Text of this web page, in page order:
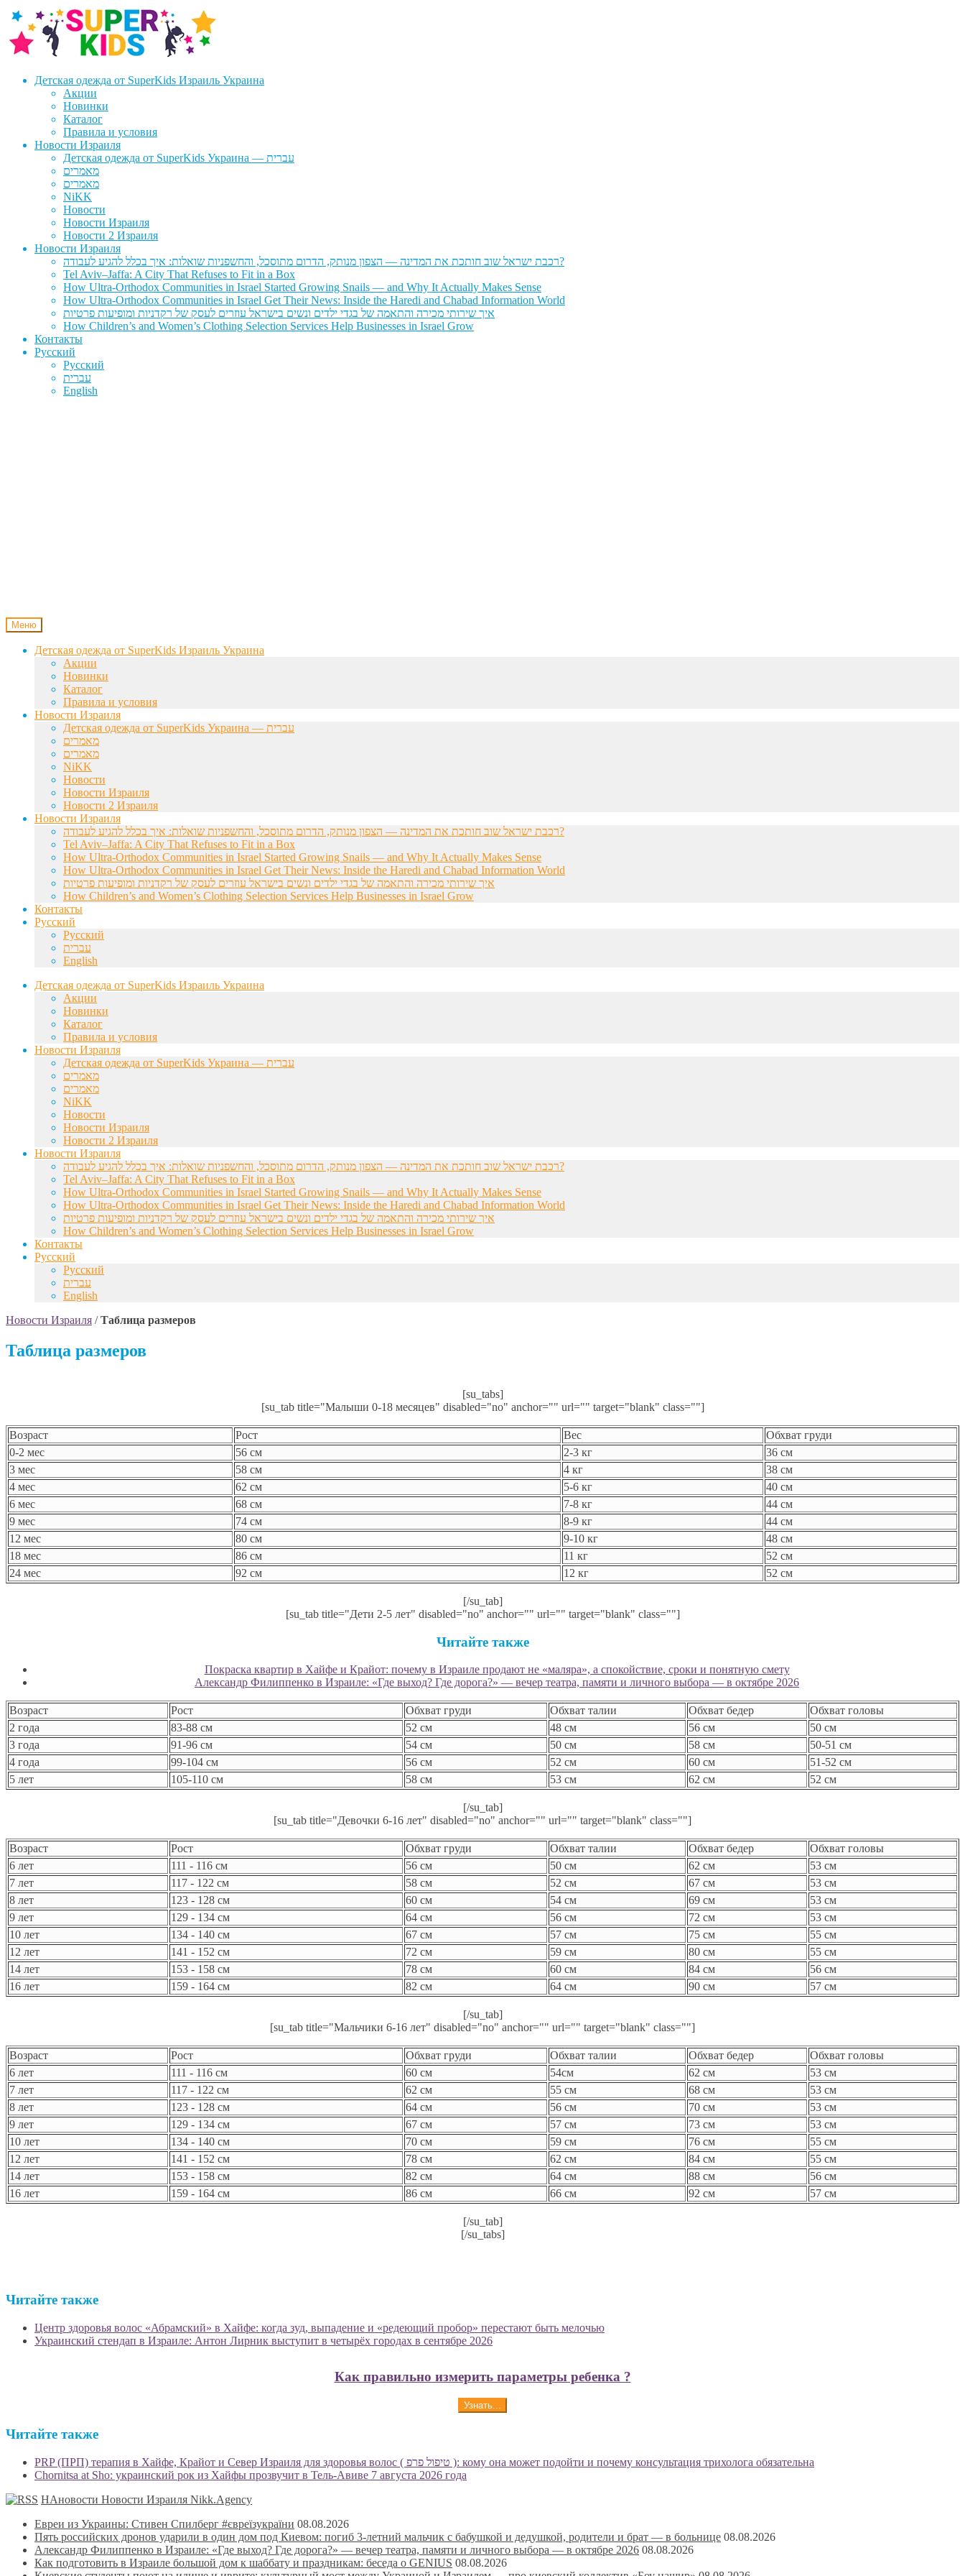
Перейти
навигации
Перейти
содержимому
Детская одежда от SuperKids Израиль Украина
Акции
Новинки
Каталог
Правила и условия
Новости Израиля
Детская одежда от SuperKids Украина — עברית
מאמרים
מאמרים
NiKK
Новости
Новости Израиля
Новости 2 Израиля
Новости Израиля
רכבת ישראל שוב חותכת את המדינה — הצפון מנותק, הדרום מתוסכל, והחשפניות שואלות: איך בכלל להגיע לעבודה?
Tel Aviv–Jaffa: A City That Refuses to Fit in a Box
How Ultra-Orthodox Communities in Israel Started Growing Snails — and Why It Actually Makes Sense
How Ultra-Orthodox Communities in Israel Get Their News: Inside the Haredi and Chabad Information World
איך שירותי מכירה והתאמה של בגדי ילדים ונשים בישראל עוזרים לעסק של רקדניות ומופיעות פרטיות
How Children’s and Women’s Clothing Selection Services Help Businesses in Israel Grow
Контакты
Русский
Русский
עברית
English
Меню
Детская одежда от SuperKids Израиль Украина
Акции
Новинки
Каталог
Правила и условия
Новости Израиля
Детская одежда от SuperKids Украина — עברית
מאמרים
מאמרים
NiKK
Новости
Новости Израиля
Новости 2 Израиля
Новости Израиля
רכבת ישראל שוב חותכת את המדינה — הצפון מנותק, הדרום מתוסכל, והחשפניות שואלות: איך בכלל להגיע לעבודה?
Tel Aviv–Jaffa: A City That Refuses to Fit in a Box
How Ultra-Orthodox Communities in Israel Started Growing Snails — and Why It Actually Makes Sense
How Ultra-Orthodox Communities in Israel Get Their News: Inside the Haredi and Chabad Information World
איך שירותי מכירה והתאמה של בגדי ילדים ונשים בישראל עוזרים לעסק של רקדניות ומופיעות פרטיות
How Children’s and Women’s Clothing Selection Services Help Businesses in Israel Grow
Контакты
Русский
Русский
עברית
English
Детская одежда от SuperKids Израиль Украина
Акции
Новинки
Каталог
Правила и условия
Новости Израиля
Детская одежда от SuperKids Украина — עברית
מאמרים
מאמרים
NiKK
Новости
Новости Израиля
Новости 2 Израиля
Новости Израиля
רכבת ישראל שוב חותכת את המדינה — הצפון מנותק, הדרום מתוסכל, והחשפניות שואלות: איך בכלל להגיע לעבודה?
Tel Aviv–Jaffa: A City That Refuses to Fit in a Box
How Ultra-Orthodox Communities in Israel Started Growing Snails — and Why It Actually Makes Sense
How Ultra-Orthodox Communities in Israel Get Their News: Inside the Haredi and Chabad Information World
איך שירותי מכירה והתאמה של בגדי ילדים ונשים בישראל עוזרים לעסק של רקדניות ומופיעות פרטיות
How Children’s and Women’s Clothing Selection Services Help Businesses in Israel Grow
Контакты
Русский
Русский
עברית
English
Новости Израиля /Таблица размеров
Таблица размеров
[su_tabs]
[su_tab title="Малыши 0-18 месяцев" disabled="no" anchor="" url="" target="blank" class=""]
Возраст Рост Вес
Обхват груди
0-2 мес
56 см 2-3 кг
36 см
3 мес
58 см 4 кг
38 см
4 мес
62 см 5-6 кг
40 см
6 мес
68 см 7-8 кг
44 см
9 мес
74 см 8-9 кг
44 см
12 мес
80 см 9-10 кг
48 см
18 мес
86 см 11 кг
52 см
24 мес
92 см 12 кг 52 см
[/su_tab]
[su_tab title="Дети 2-5 лет" disabled="no" anchor="" url="" target="blank" class=""]
Читайте также
Покраска квартир в Хайфе и Крайот: почему в Израиле продают не «маляра», а спокойствие, сроки и понятную смету
Александр Филиппенко в Израиле: «Где выход? Где дорога?» — вечер театра, памяти и личного выбора — в октябре 2026
Возраст Рост Обхват груди Обхват талии Обхват бедер
Обхват головы
2 года
83-88 см 52 см 48 см 56 см
50 см
3 года
91-96 см 54 см 50 см 58 см
50-51 см
4 года
99-104 см 56 см 52 см 60 см
51-52 см
5 лет
105-110 см 58 см 53 см 62 см 52 см
[/su_tab]
[su_tab title="Девочки 6-16 лет" disabled="no" anchor="" url="" target="blank" class=""]
Возраст Рост Обхват груди Обхват талии Обхват бедер
Обхват головы
6 лет
111 - 116 см 56 см 50 см 62 см
53 см
7 лет
117 - 122 см 58 см 52 см 67 см
53 см
8 лет
123 - 128 см 60 см 54 см 69 см
53 см
9 лет
129 - 134 см 64 см 56 см 72 см
53 см
10 лет
134 - 140 см 67 см 57 см 75 см
55 см
12 лет
141 - 152 см 72 см 59 см 80 см
55 см
14 лет
153 - 158 см 78 см 60 см 84 см
56 см
16 лет
159 - 164 см 82 см 64 см 90 см 57 см
[/su_tab]
[su_tab title="Мальчики 6-16 лет" disabled="no" anchor="" url="" target="blank" class=""]
Возраст Рост Обхват груди Обхват талии Обхват бедер
Обхват головы
6 лет
111 - 116 см 60 см 54см 62 см
53 см
7 лет
117 - 122 см 62 см 55 см 68 см
53 см
8 лет
123 - 128 см 64 см 56 см 70 см
53 см
9 лет
129 - 134 см 67 см 57 см 73 см
53 см
10 лет
134 - 140 см 70 см 59 см 76 см
55 см
12 лет
141 - 152 см 78 см 62 см 84 см
55 см
14 лет
153 - 158 см 82 см 64 см 88 см
56 см
16 лет
159 - 164 см 86 см 66 см 92 см 57 см
[/su_tab]
[/su_tabs]
Читайте также
Центр здоровья волос «Абрaмский» в Хайфе: когда зуд, выпадение и «редеющий пробор» перестают быть мелочью
Украинский стендап в Израиле: Антон Лирник выступит в четырёх городах в сентябре 2026
Как правильно измерить параметры ребенка ?
Узнать...
Читайте также
PRP (ПРП) терапия в Хайфе, Крайот и Север Израиля для здоровья волос ( טיפול פרפ ): кому она может подойти и почему консультация трихолога обязательна
Chornitsa at Sho: украинский рок из Хайфы прозвучит в Тель-Авиве 7 августа 2026 года
НАновости Новости Израиля Nikk.Agency
Евреи из Украины: Стивен Спилберг #євреїзукраїни 08.08.2026
Пять российских дронов ударили в один дом под Киевом: погиб 3-летний мальчик с бабушкой и дедушкой, родители и брат — в больнице 08.08.2026
Александр Филиппенко в Израиле: «Где выход? Где дорога?» — вечер театра, памяти и личного выбора — в октябре 2026 08.08.2026
Как подготовить в Израиле большой дом к шаббату и праздникам: беседа о GENIUS 08.08.2026